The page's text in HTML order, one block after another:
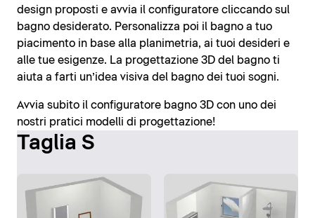
design proposti e avvia il configuratore cliccando sul
bagno desiderato. Personalizza poi il bagno a tuo
piacimento in base alla planimetria, ai tuoi desideri e
alle tue esigenze. La progettazione 3D del bagno ti
aiuta a farti un’idea visiva del bagno dei tuoi sogni.
Avvia subito il configuratore bagno 3D con uno dei
nostri pratici modelli di progettazione!
Taglia S